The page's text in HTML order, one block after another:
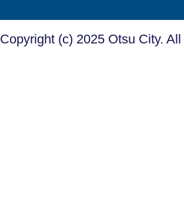
Copyright (c) 2025 Otsu City.